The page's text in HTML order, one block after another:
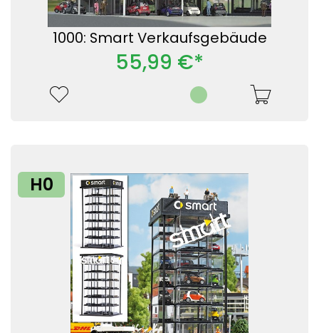
1000: Smart Verkaufsgebäude
55,99 €*
H0